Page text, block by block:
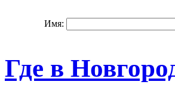
Имя:
Где в